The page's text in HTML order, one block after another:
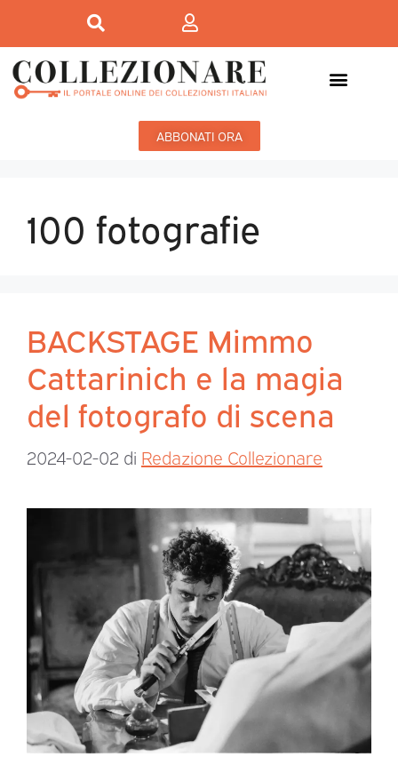
ABBONATI ORA
100 fotografie
BACKSTAGE Mimmo
Cattarinich e la magia
del fotografo di scena
2024-02-02 di Redazione Collezionare